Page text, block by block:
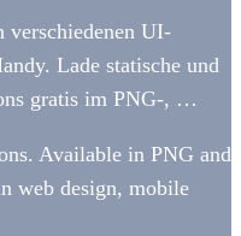
verschiedenen UI-
Lade statische und
gratis im PNG-, …
Available in PNG and
web design, mobile